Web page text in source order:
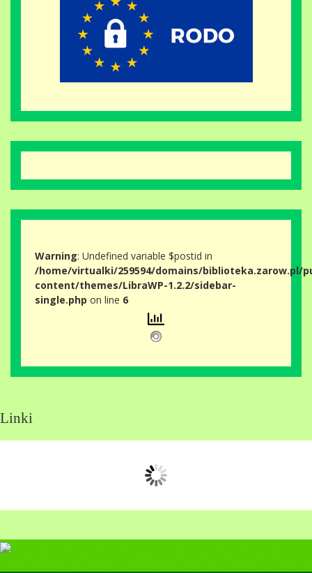
Warning: Undefined variable $postid in
/home/virtualki/259594/domains/biblioteka.zarow.pl/
content/themes/LibraWP-1.2.2/sidebar-
single.php on line 6
Linki